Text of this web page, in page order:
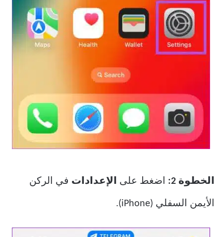
الخطوة 2: اضغط على الإعدادات في الركن
الأيمن السفلي (iPhone).